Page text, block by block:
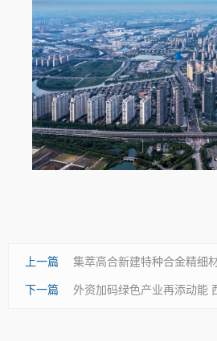
上一篇 集萃高合新建特种合金精细
外资加码绿色产业再添动能
下一篇